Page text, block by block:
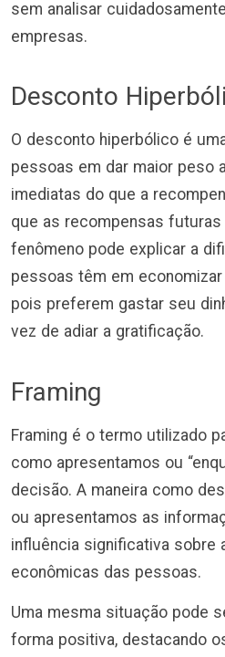
sem analisar
empresas.
Desconto
O desconto hiperbólico é
pessoas em dar maior peso
imediatas do que a
que as recompensas
fenômeno pode explicar a
pessoas têm em
pois preferem gastar seu
vez de adiar a gratificação.
Framing
Framing é o termo utilizado
como apresentamos ou
decisão. A maneira como
ou apresentamos as
influência significativa sobre
econômicas das pessoas.
Uma mesma situação pode
forma positiva, destacando